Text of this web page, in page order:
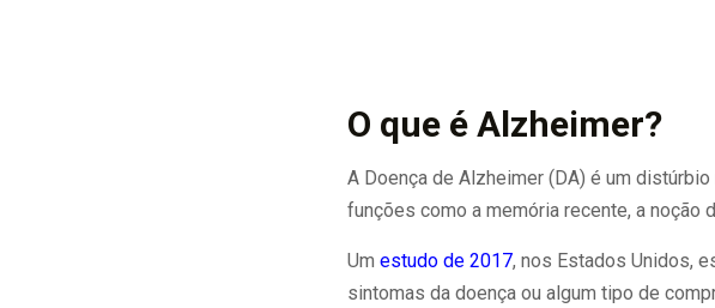
O que é Alzheimer?
A Doença de Alzheimer (DA) é um
funções como a memória recente, a noção
Um estudo de 2017, nos Estados Unidos,
sintomas da doença ou algum tipo de